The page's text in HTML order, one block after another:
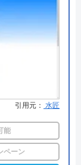
イル、後払
ド
件の修理交
証10年(最
確認ください
引用元： 水匠
能
ペーン